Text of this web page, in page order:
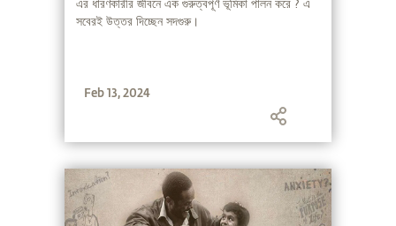
এর ধারণকারীর জীবনে এক গুরুত্বপূর্ণ ভূমিকা পালন করে ? এ
সবেরই উত্তর দিচ্ছেন সদগুরু।
Feb 13, 2024